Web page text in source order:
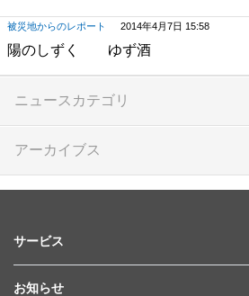
被災地からのレポート 2014年4月7日 15:58
陽のしずく ゆず酒
ニュースカテゴリ
アーカイブス
サービス
お知らせ